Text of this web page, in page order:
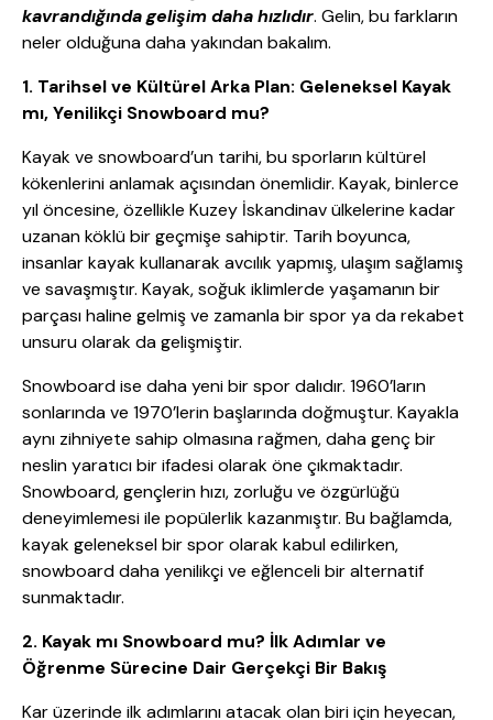
kavrandığında gelişim daha hızlıdır. Gelin, bu farkların
neler olduğuna daha yakından bakalım.
1. Tarihsel ve Kültürel Arka Plan: Geleneksel Kayak
mı, Yenilikçi Snowboard mu?
Kayak ve snowboard’un tarihi, bu sporların kültürel
kökenlerini anlamak açısından önemlidir. Kayak, binlerce
yıl öncesine, özellikle Kuzey İskandinav ülkelerine kadar
uzanan köklü bir geçmişe sahiptir. Tarih boyunca,
insanlar kayak kullanarak avcılık yapmış, ulaşım sağlamış
ve savaşmıştır. Kayak, soğuk iklimlerde yaşamanın bir
parçası haline gelmiş ve zamanla bir spor ya da rekabet
unsuru olarak da gelişmiştir.
Snowboard ise daha yeni bir spor dalıdır. 1960’ların
sonlarında ve 1970’lerin başlarında doğmuştur. Kayakla
aynı zihniyete sahip olmasına rağmen, daha genç bir
neslin yaratıcı bir ifadesi olarak öne çıkmaktadır.
Snowboard, gençlerin hızı, zorluğu ve özgürlüğü
deneyimlemesi ile popülerlik kazanmıştır. Bu bağlamda,
kayak geleneksel bir spor olarak kabul edilirken,
snowboard daha yenilikçi ve eğlenceli bir alternatif
sunmaktadır.
2. Kayak mı Snowboard mu? İlk Adımlar ve
Öğrenme Sürecine Dair Gerçekçi Bir Bakış
Kar üzerinde ilk adımlarını atacak olan biri için heyecan,